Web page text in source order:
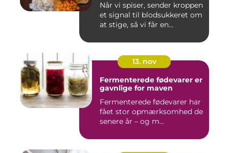
Når vi spiser, sender kroppen
et signal til blodsukkeret om
at stige, så vi får en...
13. nov
Fermenterede fødevarer er
gavnlige for maven
Fermenterede fødevarer har
fået stor opmærksomhed de
senere år – og m...